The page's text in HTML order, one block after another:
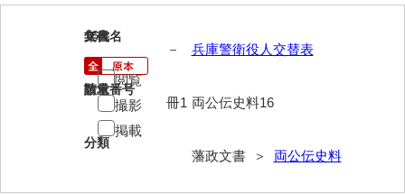
16
文書名
兵庫警衛役人交替表
請求番号
両公伝史料16
分類
藩政文書 ＞ 両公伝史料
年代
－
数量
冊1
閲覧
撮影
掲載